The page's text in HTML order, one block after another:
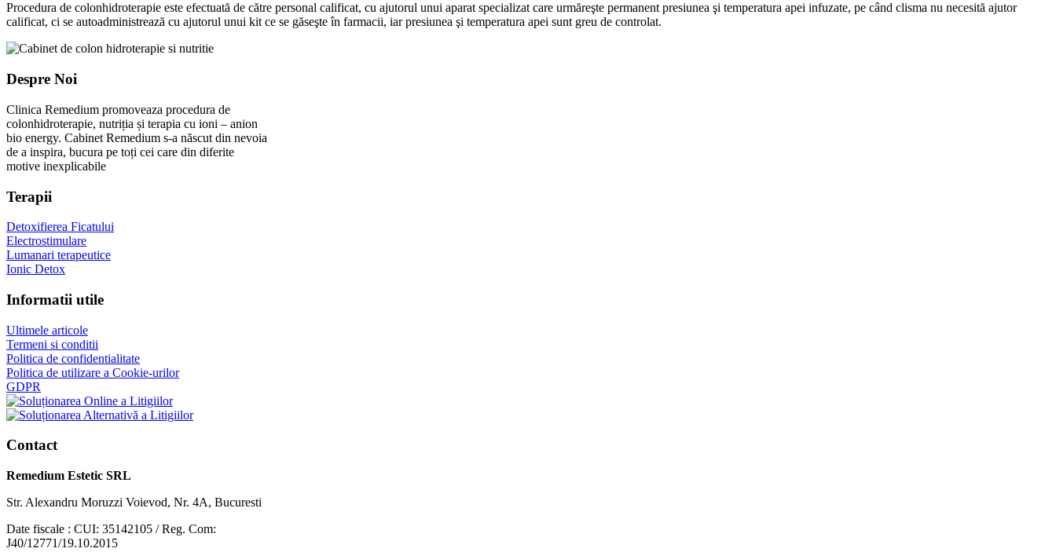
Procedura de colonhidroterapie este efectuată de către personal calificat, cu ajutorul unui aparat specializat care urmăreşte permanent presiunea şi temperatura apei infuzate, pe când clisma nu necesită ajutor
calificat, ci se autoadministrează cu ajutorul unui kit ce se găseşte în farmacii, iar presiunea şi temperatura apei sunt greu de controlat.
Despre Noi
Clinica Remedium promoveaza procedura de
colonhidroterapie, nutriția și terapia cu ioni – anion
bio energy. Cabinet Remedium s-a născut din nevoia
de a inspira, bucura pe toți cei care din diferite
motive inexplicabile
Terapii
Detoxifierea Ficatului
Electrostimulare
Lumanari terapeutice
Ionic Detox
Informatii utile
Ultimele articole
Termeni si conditii
Politica de confidentialitate
Politica de utilizare a Cookie-urilor
GDPR
Contact
Remedium Estetic SRL
Str. Alexandru Moruzzi Voievod, Nr. 4A, Bucuresti
Date fiscale : CUI: 35142105 / Reg. Com:
J40/12771/19.10.2015